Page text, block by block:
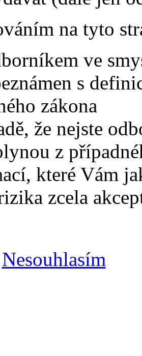
na tyto
ve
s
zákona
že nejste
z
které Vám
zcela
Nesouhlasím